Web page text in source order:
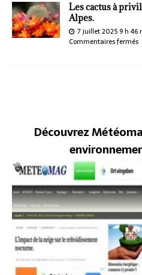
Les cactus à
Alpes.
7 juillet 2025 9 h 46
Commentaires fermés
Découvrez